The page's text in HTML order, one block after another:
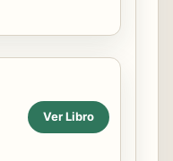
Ver Libro